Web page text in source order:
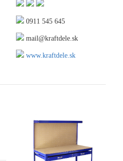
0911 545 645
mail@kraftdele.sk
www.kraftdele.sk